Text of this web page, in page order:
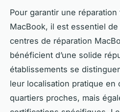
Pour garantir une
MacBook, il est essentiel
centres de réparation
bénéficient d’une solide
établissements se
leur localisation pratique en
quartiers proches, mais